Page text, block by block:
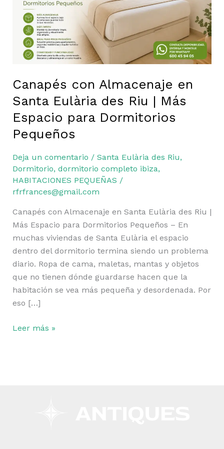
Canapés con Almacenaje en
Santa Eulària des Riu | Más
Espacio para Dormitorios
Pequeños
Deja un comentario / Santa Eulària des Riu,
Dormitorio, dormitorio completo ibiza,
HABITACIONES PEQUEÑAS /
rfrfrances@gmail.com
Canapés con Almacenaje en Santa Eulària des Riu |
Más Espacio para Dormitorios Pequeños – En
muchas viviendas de Santa Eulària el espacio
dentro del dormitorio termina siendo un problema
diario. Ropa de cama, maletas, mantas y objetos
que no tienen dónde guardarse hacen que la
habitación se vea más pequeña y desordenada. Por
eso […]
des
Riu
Más
para
Dormitorios
Pequeños
Leer más »